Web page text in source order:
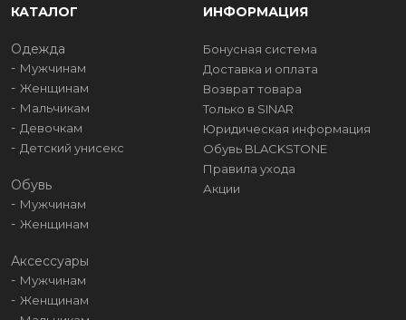
КАТАЛОГ
Одежда
Мужчинам
Женщинам
Мальчикам
Девочкам
Детский унисекс
Обувь
Мужчинам
Женщинам
Аксессуары
Мужчинам
Женщинам
ИНФОРМАЦИЯ
Бонусная система
Доставка и оплата
Возврат товара
Только в SINAR
Юридическая информация
Обувь BLACKSTONE
Правила ухода
Акции